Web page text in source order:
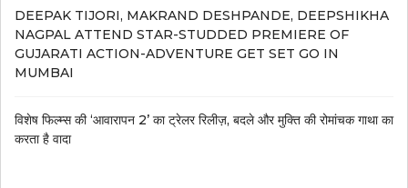
DEEPAK TIJORI, MAKRAND DESHPANDE, DEEPSHIKHA
NAGPAL ATTEND STAR-STUDDED PREMIERE OF
GUJARATI ACTION-ADVENTURE GET SET GO IN
MUMBAI
विशेष फिल्म्स की ‘आवारापन 2’ का ट्रेलर रिलीज़, बदले और मुक्ति की रोमांचक गाथा का
करता है वादा